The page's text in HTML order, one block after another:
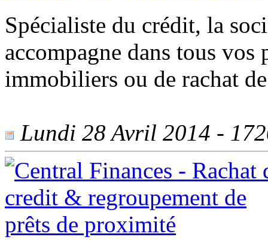
Spécialiste du crédit, la
accompagne dans tous vos
immobiliers ou de rachat
Lundi 28 Avril 2014 -